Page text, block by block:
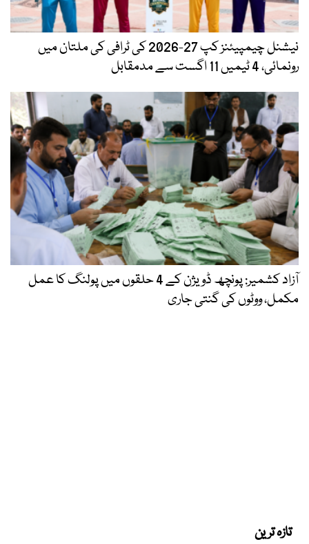
نیشنل چیمپیئنز کپ 27-2026 کی ٹرافی کی ملتان میں
رونمائی، 4 ٹیمیں 11 اگست سے مدمقابل
آزاد کشمیر: پونچھ ڈویژن کے 4 حلقوں میں پولنگ کا عمل
مکمل، ووٹوں کی گنتی جاری
تازہ ترین